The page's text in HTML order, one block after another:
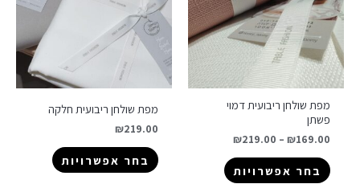
מפת שולחן ריבועית דמוי
פשתן
₪169.00
–
₪219.00
בחר אפשרויות
מפת שולחן ריבועית חלקה
₪219.00
בחר אפשרויות